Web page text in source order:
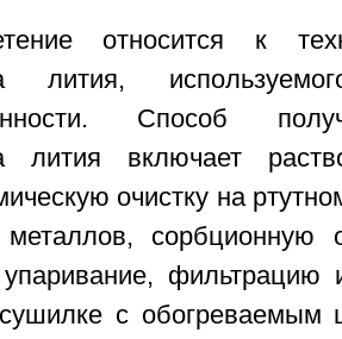
относится к
лития,
Способ
лития включает
очистку на
сорбционную
фильтрацию
с обогреваемым